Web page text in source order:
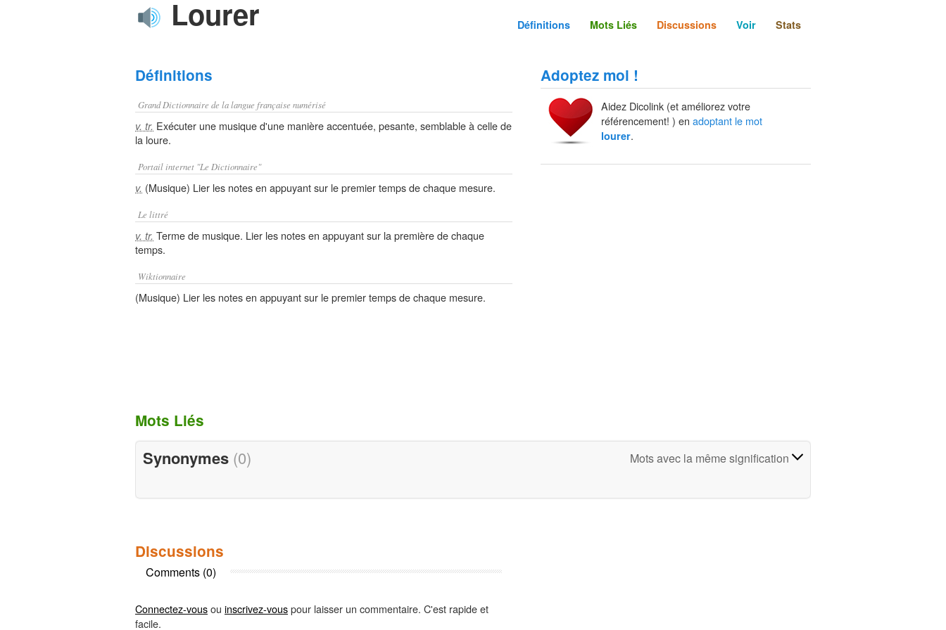
Lourer Définitions Mots Liés Discussions Voir Stats
Définitions
Grand Dictionnaire de la langue française numérisé
v. tr. Exécuter une musique d'une manière accentuée, pesante, semblable à celle de
la loure.
Portail internet "Le Dictionnaire"
v. (Musique) Lier les notes en appuyant sur le premier temps de chaque mesure.
Le littré
v. tr. Terme de musique. Lier les notes en appuyant sur la première de chaque
temps.
Wiktionnaire
(Musique) Lier les notes en appuyant sur le premier temps de chaque mesure.
Adoptez moi !
Aidez Dicolink (et améliorez votre
référencement! ) en adoptant le mot
lourer.
Mots Liés
Synonymes (0) Mots avec la même signification
Discussions
Comments (0)
Connectez-vousou inscrivez-vouspour laisser un commentaire. C'est rapide et
facile.